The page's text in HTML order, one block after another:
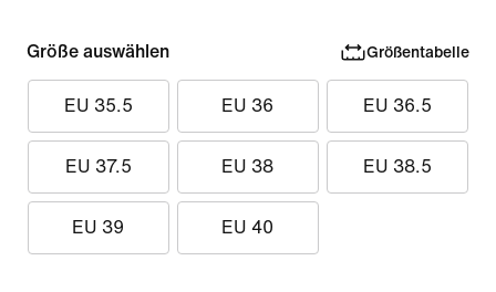
Größe auswählen Größentabelle
EU 35.5 EU 36 EU 36.5
EU 37.5 EU 38 EU 38.5
EU 39 EU 40